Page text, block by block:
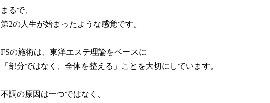
まるで、
第2の人生が始まったような感覚です。
FSの施術は、東洋エステ理論をベースに
「部分ではなく、全体を整える」ことを大切にしています。
不調の原因は一つではなく、